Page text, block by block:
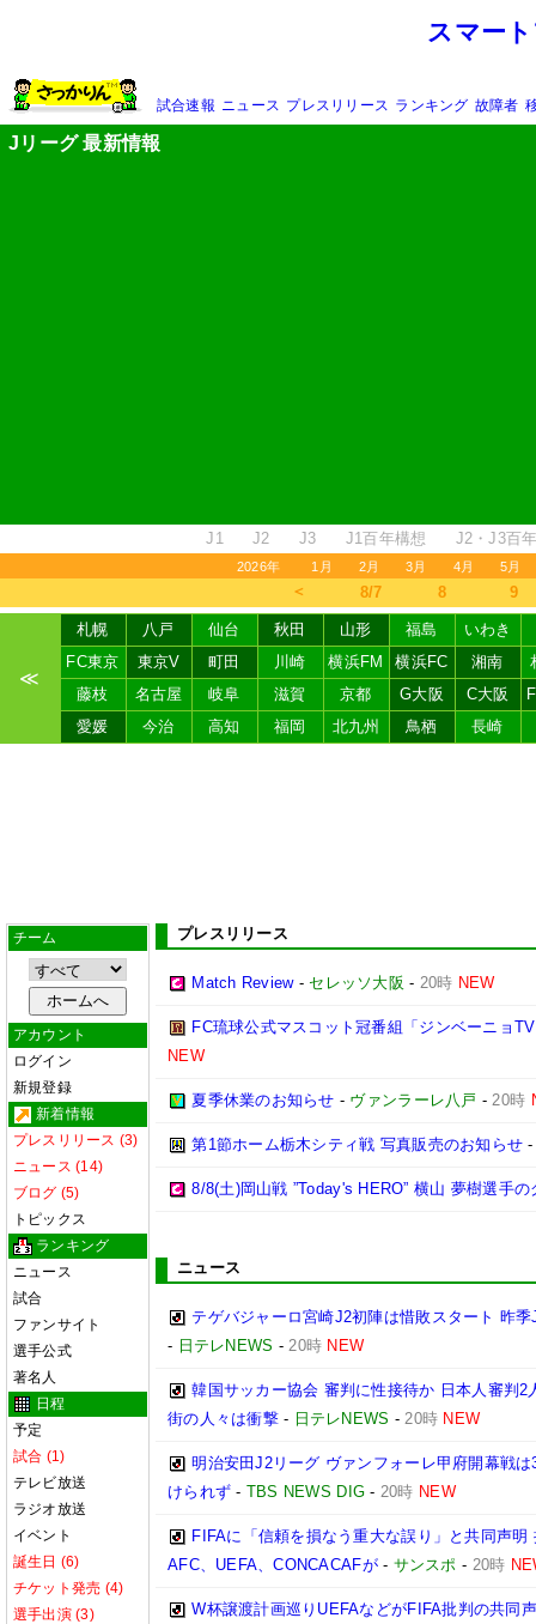
スマー
試合速報 ニュース プレスリリース ランキング 故障者
Jリーグ 最新情報
J1 J2 J3 J1百年構想 J2・J3百
2026年 1月 2月 3月 4月 5月
＜ 8/7 8 9
≪
札幌 八戸 仙台 秋田 山形 福島
いわき
FC東京
東京V 町田 川崎 横浜FM 横浜FC 湘南
藤枝
名古屋 岐阜 滋賀 京都 G大阪 C大阪
愛媛
今治 高知 福岡 北九州 鳥栖 長崎
チーム
アカウント
ログイン
新規登録
新着情報
プレスリリース (3)
ニュース (14)
ブログ (5)
トピックス
ランキング
ニュース
試合
ファンサイト
選手公式
著名人
日程
予定
試合 (1)
テレビ放送
ラジオ放送
イベント
誕生日 (6)
チケット発売 (4)
選手出演 (3)
プレスリリース
Match Review- セレッソ大阪 - 20時 NEW
FC琉球公式マスコット冠番組「ジンベーニョ
NEW
夏季休業のお知らせ - ヴァンラーレ八戸 -20時
第1節ホーム栃木シティ戦 写真販売のお知らせ
8/8(土)岡山戦 ”Today's HERO” 横山 夢樹選手
ニュース
テゲバジャーロ宮崎J2初陣は惜敗スタート 昨
- 日テレNEWS -20時 NEW
韓国サッカー協会 審判に性接待か 日本人審判
街の人々は衝撃- 日テレNEWS -20時 NEW
明治安田J2リーグ ヴァンフォーレ甲府開幕戦
けられず - TBS NEWS DIG - 20時 NEW
FIFAに「信頼を損なう重大な誤り」と共同声
AFC、UEFA、CONCACAFが- サンスポ - 20時
W杯譲渡計画巡りUEFAなどがFIFA批判の共同